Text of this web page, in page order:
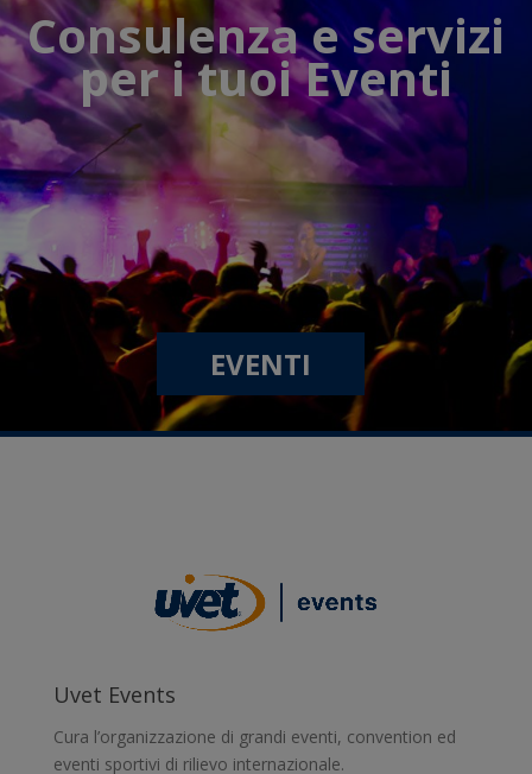
Consulenza e servizi
per i tuoi Eventi
EVENTI
Uvet Events
Cura l’organizzazione di grandi eventi, convention ed
eventi sportivi di rilievo internazionale.